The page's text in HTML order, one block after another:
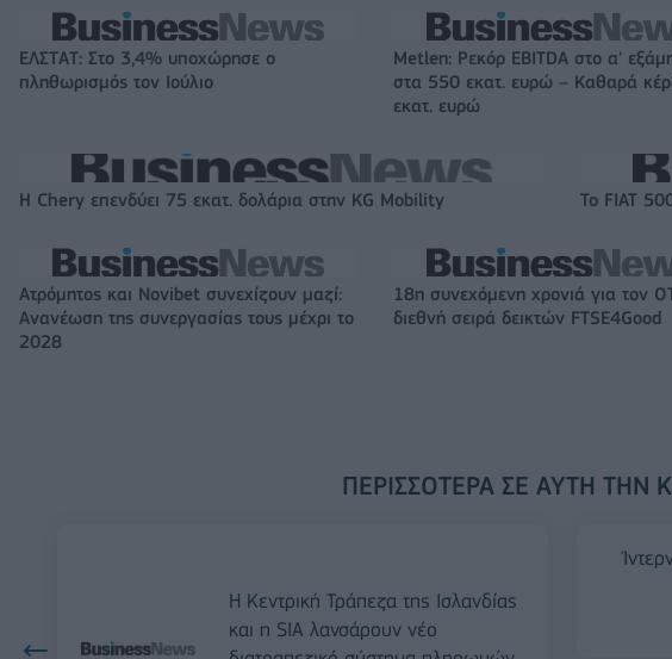
ΕΛΣΤΑΤ: Στο 3,4% υποχώρησε ο
πληθωρισμός τον Ιούλιο
Metlen: Ρεκόρ EBITDA στο α'
στα 550 εκατ. ευρώ – Καθαρά
εκατ. ευρώ
Η Chery επενδύει 75 εκατ. δολάρια στην KG Mobility Το FIAT
Ατρόμητος και Novibet συνεχίζουν μαζί:
Ανανέωση της συνεργασίας τους μέχρι το
2028
18η συνεχόμενη χρονιά για τον
διεθνή σειρά δεικτών FTSE4Good
ΠΕΡΙΣΣΌΤΕΡΑ ΣΕ ΑΥΤΉ ΤΗΝ
H Κεντρική Τράπεζα της Ισλανδίας
και η SIA λανσάρουν νέο